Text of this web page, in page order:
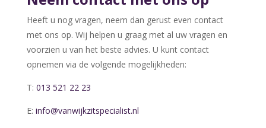
Heeft u nog vragen, neem dan gerust even contact
met ons op. Wij helpen u graag met al uw vragen en
voorzien u van het beste advies. U kunt contact
opnemen via de volgende mogelijkheden:
T: 013 521 22 23
E: info@vanwijkzitspecialist.nl